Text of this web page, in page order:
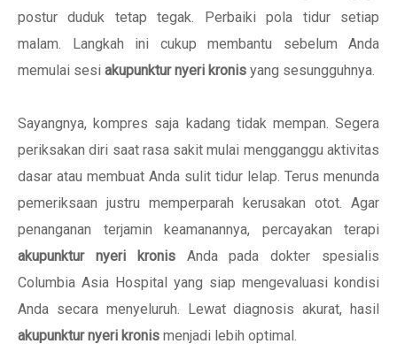
postur duduk tetap tegak. Perbaiki pola tidur setiap
malam. Langkah ini cukup membantu sebelum Anda
memulai sesi akupunktur nyeri kronis yang sesungguhnya.
Sayangnya, kompres saja kadang tidak mempan. Segera
periksakan diri saat rasa sakit mulai mengganggu aktivitas
dasar atau membuat Anda sulit tidur lelap. Terus menunda
pemeriksaan justru memperparah kerusakan otot. Agar
penanganan terjamin keamanannya, percayakan terapi
akupunktur nyeri kronisAnda pada dokter spesialis
Columbia Asia Hospital yang siap mengevaluasi kondisi
Anda secara menyeluruh. Lewat diagnosis akurat, hasil
akupunktur nyeri kronis menjadi lebih optimal.